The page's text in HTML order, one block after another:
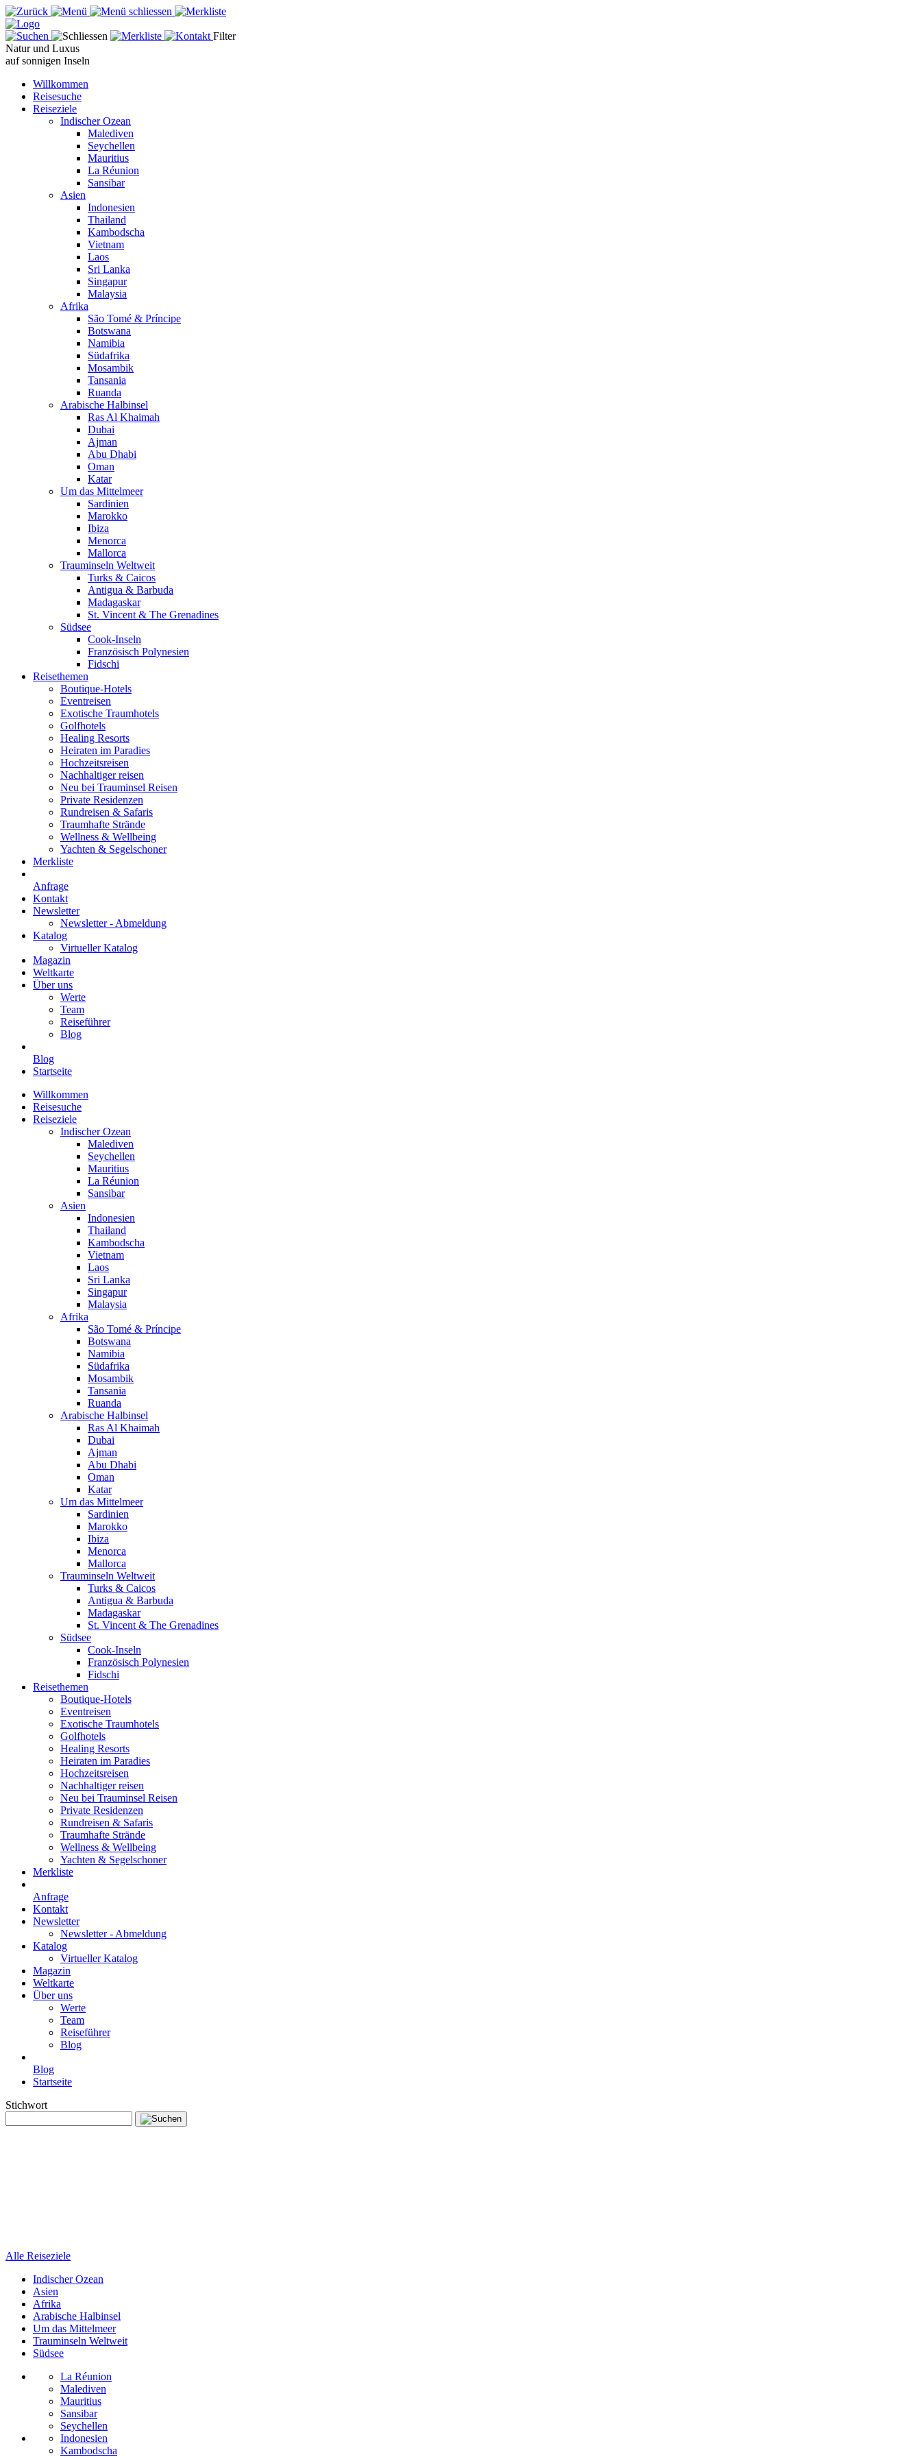
Filter
Natur und Luxus
auf sonnigen Inseln
Willkommen
Reisesuche
Reiseziele
Indischer Ozean
Malediven
Seychellen
Mauritius
La Réunion
Sansibar
Asien
Indonesien
Thailand
Kambodscha
Vietnam
Laos
Sri Lanka
Singapur
Malaysia
Afrika
São Tomé & Príncipe
Botswana
Namibia
Südafrika
Mosambik
Tansania
Ruanda
Arabische Halbinsel
Ras Al Khaimah
Dubai
Ajman
Abu Dhabi
Oman
Katar
Um das Mittelmeer
Sardinien
Marokko
Ibiza
Menorca
Mallorca
Trauminseln Weltweit
Turks & Caicos
Antigua & Barbuda
Madagaskar
St. Vincent & The Grenadines
Südsee
Cook-Inseln
Französisch Polynesien
Fidschi
Reisethemen
Boutique-Hotels
Eventreisen
Exotische Traumhotels
Golfhotels
Healing Resorts
Heiraten im Paradies
Hochzeitsreisen
Nachhaltiger reisen
Neu bei Trauminsel Reisen
Private Residenzen
Rundreisen & Safaris
Traumhafte Strände
Wellness & Wellbeing
Yachten & Segelschoner
Merkliste
Anfrage
Kontakt
Newsletter
Newsletter - Abmeldung
Katalog
Virtueller Katalog
Magazin
Weltkarte
Über uns
Werte
Team
Reiseführer
Blog
Blog
Startseite
Willkommen
Reisesuche
Reiseziele
Indischer Ozean
Malediven
Seychellen
Mauritius
La Réunion
Sansibar
Asien
Indonesien
Thailand
Kambodscha
Vietnam
Laos
Sri Lanka
Singapur
Malaysia
Afrika
São Tomé & Príncipe
Botswana
Namibia
Südafrika
Mosambik
Tansania
Ruanda
Arabische Halbinsel
Ras Al Khaimah
Dubai
Ajman
Abu Dhabi
Oman
Katar
Um das Mittelmeer
Sardinien
Marokko
Ibiza
Menorca
Mallorca
Trauminseln Weltweit
Turks & Caicos
Antigua & Barbuda
Madagaskar
St. Vincent & The Grenadines
Südsee
Cook-Inseln
Französisch Polynesien
Fidschi
Reisethemen
Boutique-Hotels
Eventreisen
Exotische Traumhotels
Golfhotels
Healing Resorts
Heiraten im Paradies
Hochzeitsreisen
Nachhaltiger reisen
Neu bei Trauminsel Reisen
Private Residenzen
Rundreisen & Safaris
Traumhafte Strände
Wellness & Wellbeing
Yachten & Segelschoner
Merkliste
Anfrage
Kontakt
Newsletter
Newsletter - Abmeldung
Katalog
Virtueller Katalog
Magazin
Weltkarte
Über uns
Werte
Team
Reiseführer
Blog
Blog
Startseite
Stichwort
Alle Reiseziele
Indischer Ozean
Asien
Afrika
Arabische Halbinsel
Um das Mittelmeer
Trauminseln Weltweit
Südsee
La Réunion
Malediven
Mauritius
Sansibar
Seychellen
Indonesien
Kambodscha